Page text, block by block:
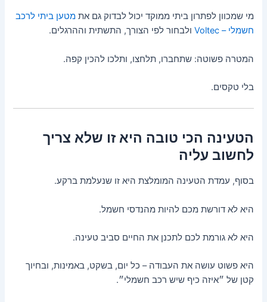
מי שמכוון לפתרון ביתי ממוקד יכול לבדוק גם אתמטען ביתי לרכב
חשמלי – Voltec
ולבחור לפי הצורך, התשתית וההרגלים.
המטרה פשוטה: שתחברו, תלחצו, ותלכו להכין קפה.
בלי טקסים.
הטעינה הכי טובה היא זו שלא צריך
לחשוב עליה
בסוף, עמדת הטעינה המומלצת היא זו שנעלמת ברקע.
היא לא דורשת מכם להיות מהנדסי חשמל.
היא לא גורמת לכם לתכנן את החיים סביב טעינה.
היא פשוט עושה את העבודה – כל יום, בשקט, באמינות, ובחיוך
קטן של ״איזה כיף שיש רכב חשמלי״.